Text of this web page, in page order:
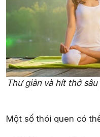
Thư giãn và hít thở
Một số thói quen có